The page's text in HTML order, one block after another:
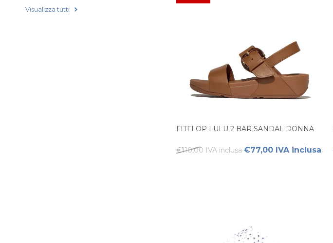
FITFLOP LULU 2 BAR SANDAL DONNA
€110,00 IVA inclusa €77,00 IVA inclusa
Visualizza tutti